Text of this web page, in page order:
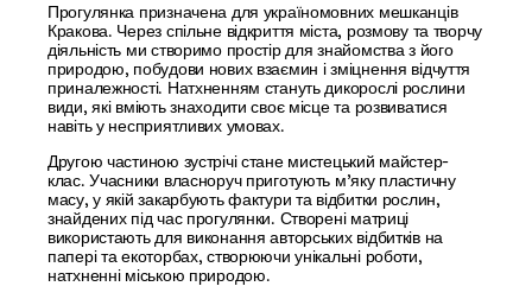
Прогулянка призначена для україномовних мешканців
Кракова. Через спільне відкриття міста, розмову та творчу
діяльність ми створимо простір для знайомства з його
природою, побудови нових взаємин і зміцнення відчуття
приналежності. Натхненням стануть дикорослі рослини
види, які вміють знаходити своє місце та розвиватися
навіть у несприятливих умовах.
Другою частиною зустрічі стане мистецький майстер-
клас. Учасники власноруч приготують м’яку пластичну
масу, у якій закарбують фактури та відбитки рослин,
знайдених під час прогулянки. Створені матриці
використають для виконання авторських відбитків на
папері та екоторбах, створюючи унікальні роботи,
натхненні міською природою.